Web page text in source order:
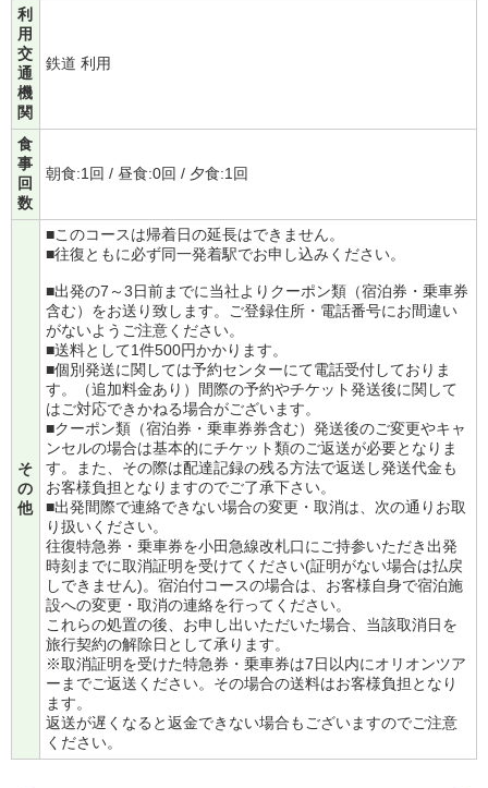
利
用
交
通
機
関
鉄道 利用
食
事
回
数
朝食:1回 / 昼食:0回 / 夕食:1回
そ
の
他
■このコースは帰着日の延長はできません。
■往復ともに必ず同一発着駅でお申し込みください。
■出発の7～3日前までに当社よりクーポン類（宿泊券・乗車券
含む）をお送り致します。ご登録住所・電話番号にお間違い
がないようご注意ください。
■送料として1件500円かかります。
■個別発送に関しては予約センターにて電話受付しておりま
す。（追加料金あり）間際の予約やチケット発送後に関して
はご対応できかねる場合がございます。
■クーポン類（宿泊券・乗車券券含む）発送後のご変更やキャ
ンセルの場合は基本的にチケット類のご返送が必要となりま
す。また、その際は配達記録の残る方法で返送し発送代金も
お客様負担となりますのでご了承下さい。
■出発間際で連絡できない場合の変更・取消は、次の通りお取
り扱いください。
往復特急券・乗車券を小田急線改札口にご持参いただき出発
時刻までに取消証明を受けてください(証明がない場合は払戻
しできません)。宿泊付コースの場合は、お客様自身で宿泊施
設への変更・取消の連絡を行ってください。
これらの処置の後、お申し出いただいた場合、当該取消日を
旅行契約の解除日として承ります。
※取消証明を受けた特急券・乗車券は7日以内にオリオンツア
ーまでご返送ください。その場合の送料はお客様負担となり
ます。
返送が遅くなると返金できない場合もございますのでご注意
ください。